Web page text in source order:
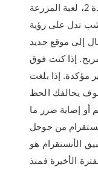
مباشرة لتحميل. لعبة المزرعة السعيدة 2، لعبة المزرعة
خشب تدل على رؤية
إلى موقع جديد
إذا كنت فوق
مؤكدة. إذا بلغت
يحالفك الحظ
أو إصابة ضرر ما
من جوجل
الأنستقرام هو
الأخيرة فمنذ